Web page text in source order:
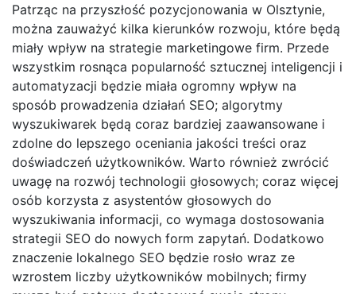
Patrząc na przyszłość pozycjonowania w Olsztynie,
można zauważyć kilka kierunków rozwoju, które będą
miały wpływ na strategie marketingowe firm. Przede
wszystkim rosnąca popularność sztucznej inteligencji i
automatyzacji będzie miała ogromny wpływ na
sposób prowadzenia działań SEO; algorytmy
wyszukiwarek będą coraz bardziej zaawansowane i
zdolne do lepszego oceniania jakości treści oraz
doświadczeń użytkowników. Warto również zwrócić
uwagę na rozwój technologii głosowych; coraz więcej
osób korzysta z asystentów głosowych do
wyszukiwania informacji, co wymaga dostosowania
strategii SEO do nowych form zapytań. Dodatkowo
znaczenie lokalnego SEO będzie rosło wraz ze
wzrostem liczby użytkowników mobilnych; firmy